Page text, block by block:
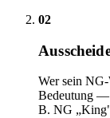
02
Wer sein NG-
Bedeutung —
B. NG